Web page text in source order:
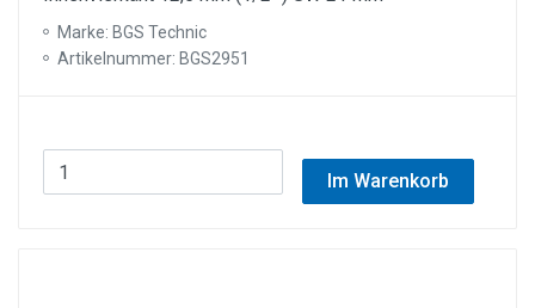
Marke: BGS Technic
Artikelnummer: BGS2951
Im Warenkorb